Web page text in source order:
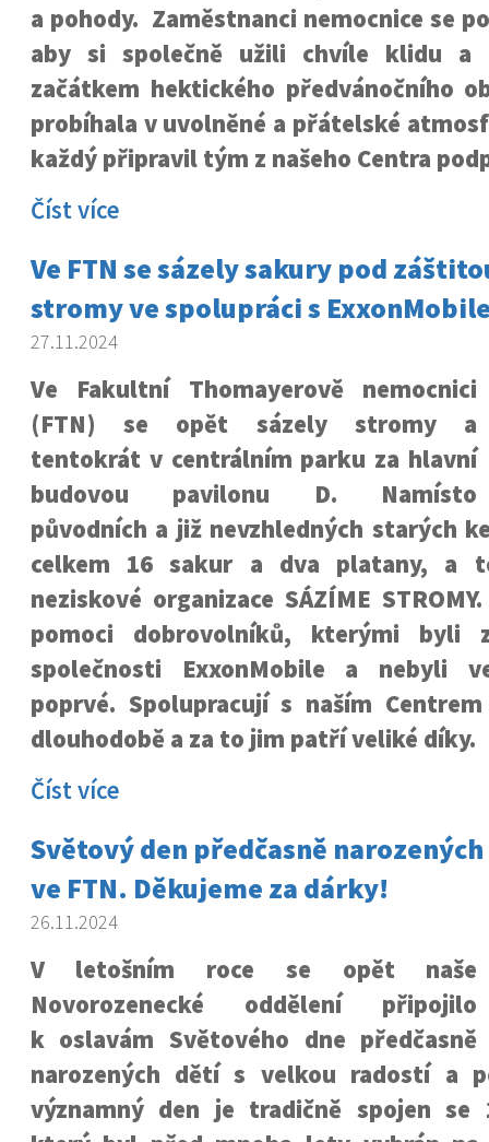
a pohody. Zaměstnanci nemocnice se
aby si společně užili chvíle klidu a
začátkem hektického předvánočního
probíhala v uvolněné a přátelské
každý připravil tým z našeho Centra
Číst více
Ve FTN se sázely sakury pod
stromy ve spolupráci s
27.11.2024
Ve Fakultní Thomayerově nemocnici
(FTN) se opět sázely stromy a
tentokrát v centrálním parku za hlavní
budovou pavilonu D. Namísto
původních a již nevzhledných starých
celkem 16 sakur a dva platany, a
neziskové organizace SÁZÍME
pomoci dobrovolníků, kterými byli
společnosti ExxonMobile a nebyli
poprvé. Spolupracují s naším
dlouhodobě a za to jim patří veliké díky.
Číst více
Světový den předčasně
ve FTN. Děkujeme za dárky!
26.11.2024
V letošním roce se opět naše
Novorozenecké oddělení připojilo
k oslavám Světového dne předčasně
narozených dětí s velkou radostí a
významný den je tradičně spojen se